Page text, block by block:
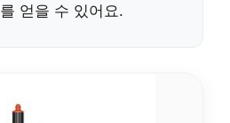
얻을 수 있어요.